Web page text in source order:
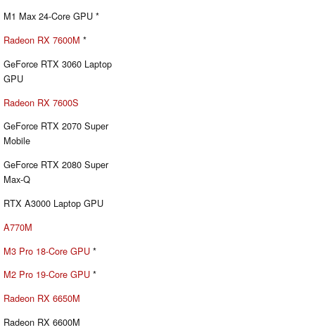
M1 Max 24-Core GPU *
Radeon RX 7600M *
GeForce RTX 3060 Laptop
GPU
Radeon RX 7600S
GeForce RTX 2070 Super
Mobile
GeForce RTX 2080 Super
Max-Q
RTX A3000 Laptop GPU
A770M
M3 Pro 18-Core GPU *
M2 Pro 19-Core GPU *
Radeon RX 6650M
Radeon RX 6600M